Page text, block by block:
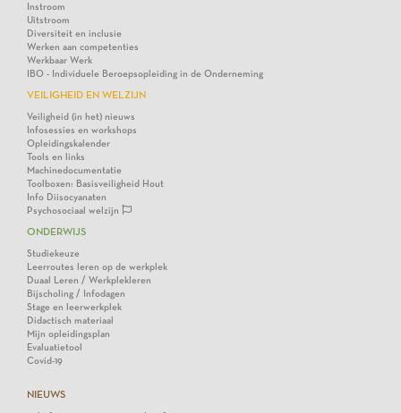
Instroom
Uitstroom
Diversiteit en inclusie
Werken aan competenties
Werkbaar Werk
IBO - Individuele Beroepsopleiding in de Onderneming
VEILIGHEID EN WELZIJN
Veiligheid (in het) nieuws
Infosessies en workshops
Opleidingskalender
Tools en links
Machinedocumentatie
Toolboxen: Basisveiligheid Hout
Info Diisocyanaten
Psychosociaal welzijn
ONDERWIJS
Studiekeuze
Leerroutes leren op de werkplek
Duaal Leren / Werkplekleren
Bijscholing / Infodagen
Stage en leerwerkplek
Didactisch materiaal
Mijn opleidingsplan
Evaluatietool
Covid-19
NIEUWS